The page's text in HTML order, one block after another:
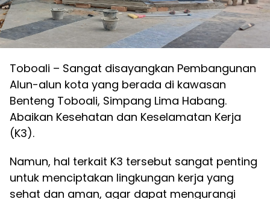
Toboali – Sangat disayangkan Pembangunan
Alun-alun kota yang berada di kawasan
Benteng Toboali, Simpang Lima Habang.
Abaikan Kesehatan dan Keselamatan Kerja
(K3).
Namun, hal terkait K3 tersebut sangat penting
untuk menciptakan lingkungan kerja yang
sehat dan aman, agar dapat mengurangi